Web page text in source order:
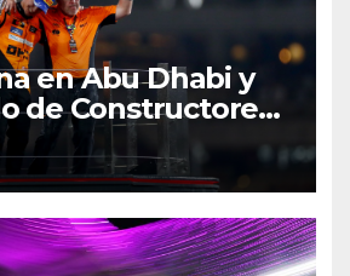
en Abu Dhabi y
de Constructores